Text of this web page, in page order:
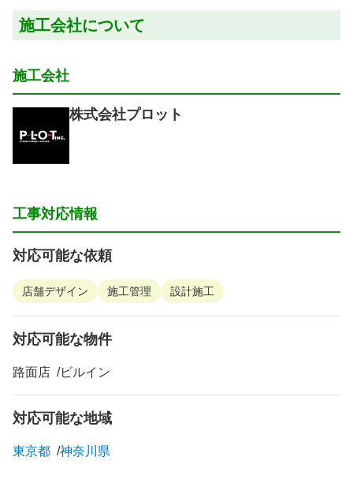
施工会社について
施工会社
株式会社プロット
工事対応情報
対応可能な依頼
店舗デザイン 施工管理 設計施工
対応可能な物件
路面店 ビルイン
対応可能な地域
東京都 神奈川県